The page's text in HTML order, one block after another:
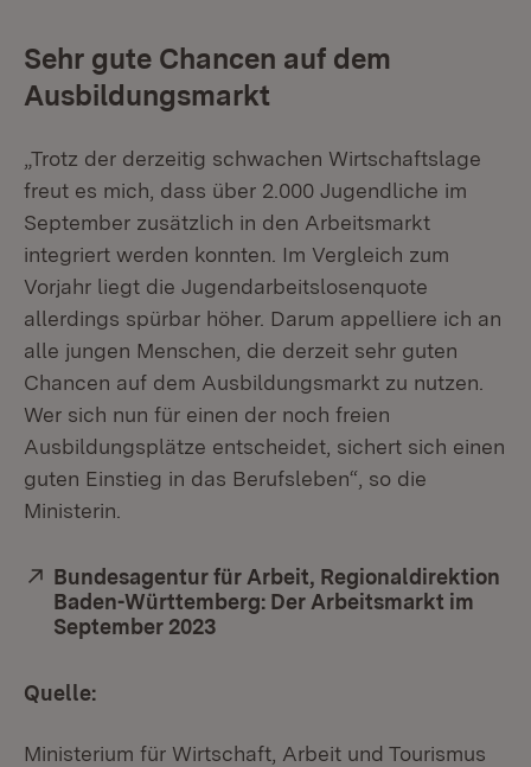
Sehr gute Chancen auf dem
Ausbildungsmarkt
„Trotz der derzeitig schwachen Wirtschaftslage
freut es mich, dass über 2.000 Jugendliche im
September zusätzlich in den Arbeitsmarkt
integriert werden konnten. Im Vergleich zum
Vorjahr liegt die Jugendarbeitslosenquote
allerdings spürbar höher. Darum appelliere ich an
alle jungen Menschen, die derzeit sehr guten
Chancen auf dem Ausbildungsmarkt zu nutzen.
Wer sich nun für einen der noch freien
Ausbildungsplätze entscheidet, sichert sich einen
guten Einstieg in das Berufsleben“, so die
Ministerin.
Extern:
Bundesagentur für Arbeit, Regionaldirektion
Baden-Württemberg: Der Arbeitsmarkt im
September 2023
Quelle:
Ministerium für Wirtschaft, Arbeit und Tourismus